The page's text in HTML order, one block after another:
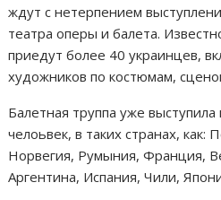
ждут с нетерпением
театра оперы и балета.
приедут более 40 украинцев,
художников по костюмам,
Балетная труппа уже
челоьвек, в таких странах,
Норвегия, Румыния, Франция,
Аргентина, Испания, Чили,